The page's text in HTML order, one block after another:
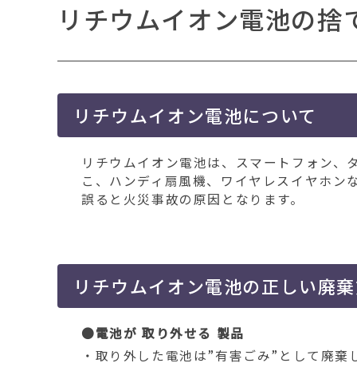
リチウムイオン電池の捨
リチウムイオン電池について
リチウムイオン電池は、スマートフォン
こ、ハンディ扇風機、ワイヤレスイヤホン
誤ると火災事故の原因となります。
リチウムイオン電池の正しい廃
●電池が 取り外せる 製品
・取り外した電池は”有害ごみ”として廃棄